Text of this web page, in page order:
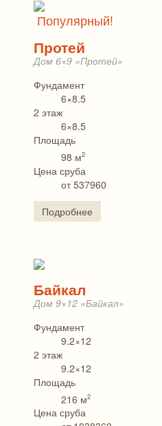
Популярный!
Протей
Дом 6×9 «Протей»
Фундамент
6×8.5
2 этаж
6×8.5
Площадь
98 м2
Цена сруба
от 537960
Подробнее
Байкал
Дом 9×12 «Байкал»
Фундамент
9.2×12
2 этаж
9.2×12
Площадь
216 м2
Цена сруба